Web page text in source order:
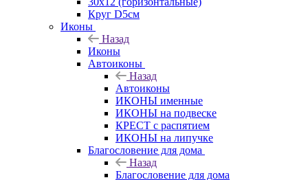
Круг D5см
Иконы
Назад
Иконы
Автоиконы
Назад
Автоиконы
ИКОНЫ именные
ИКОНЫ на подвеске
КРЕСТ с распятием
ИКОНЫ на липучке
Благословение для дома
Назад
Благословение для дома